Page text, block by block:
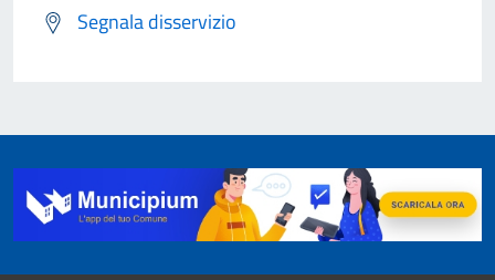
Segnala disservizio